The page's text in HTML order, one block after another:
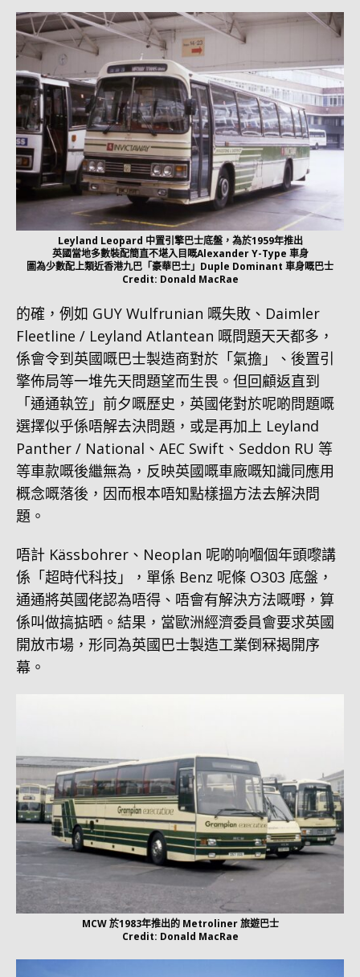
Leyland Leopard 中置引擎巴士底盤，為於1959年推出
英國當地多數裝配簡直不堪入目嘅Alexander Y-Type 車身
圖為少數配上類近香港九巴「豪華巴士」Duple Dominant 車身嘅巴士
Credit: Donald MacRae
的確，例如 GUY Wulfrunian 嘅失敗、Daimler
Fleetline / Leyland Atlantean 嘅問題天天都多，
係會令到英國嘅巴士製造商對於「氣擔」、後置引
擎佈局等一堆先天問題望而生畏。但回顧返直到
「通通執笠」前夕嘅歷史，英國佬對於呢啲問題嘅
選擇似乎係唔解去決問題，或是再加上 Leyland
Panther / National、AEC Swift、Seddon RU 等
等車款嘅後繼無為，反映英國嘅車廠嘅知識同應用
概念嘅落後，因而根本唔知點樣搵方法去解決問
題。
唔計 Kässbohrer、Neoplan 呢啲响嗰個年頭嚟講
係「超時代科技」，單係 Benz 呢條 O303 底盤，
通通將英國佬認為唔得、唔會有解決方法嘅嘢，算
係叫做搞掂晒。結果，當歐洲經濟委員會要求英國
開放市場，形同為英國巴士製造工業倒冧揭開序
幕。
MCW 於1983年推出的 Metroliner 旅遊巴士
Credit: Donald MacRae